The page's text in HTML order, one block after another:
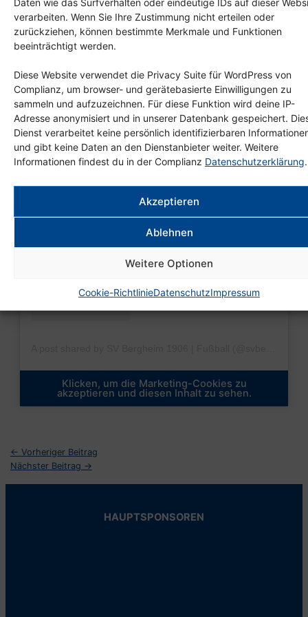
Daten wie das Surfverhalten oder eindeutige IDs auf dieser
verarbeiten. Wenn Sie Ihre Zustimmung nicht erteilen oder
zurückziehen, können bestimmte Merkmale und Funktionen
beeinträchtigt werden.
Diese Website verwendet die Privacy Suite für WordPress von
Complianz, um browser- und gerätebasierte Einwilligungen zu
sammeln und aufzuzeichnen. Für diese Funktion wird deine IP-
Adresse anonymisiert und in unserer Datenbank gespeichert.
Dienst verarbeitet keine persönlich identifizierbaren
und gibt keine Daten an den Dienstanbieter weiter. Weitere
Informationen findest du in der Complianz Datenschutzerklärung.
Akzeptieren
Ablehnen
Weitere Optionen
Cookie-RichtlinieDatenschutzImpressum
Klicken, um die Marketing-Cookies zu
akzeptieren und diesen Inhalt zu sehen.
← Vorheriger Beitrag
Nächster Beitrag →
HAUPTSPONSOREN